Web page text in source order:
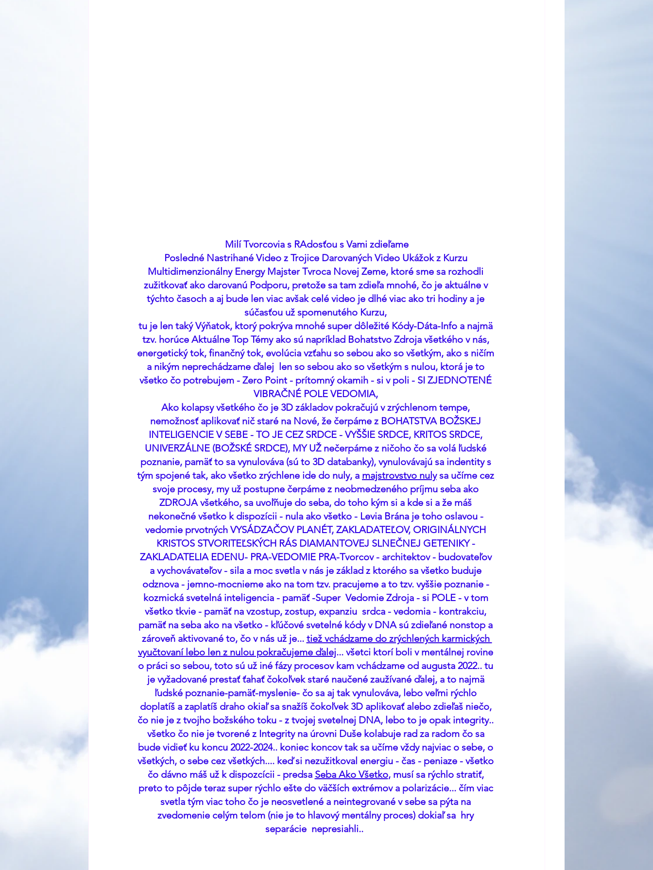
Milí Tvorcovia s RAdosťou s Vami zdieľame
Posledné Nastrihané Video z Trojice Darovaných Video Ukážok z Kurzu
Multidimenzionálny Energy Majster Tvroca Novej Zeme, ktoré sme sa rozhodli
zužitkovať ako darovanú Podporu, pretože sa tam zdieľa mnohé, čo je aktuálne v
týchto časoch a aj bude len viac avšak celé video je dlhé viac ako tri hodiny a je
súčasťou už spomenutého Kurzu,
tu je len taký Výňatok, ktorý pokrýva mnohé super dôležité Kódy-Dáta-Info a najmä
tzv. horúce Aktuálne Top Témy ako sú napríklad Bohatstvo Zdroja všetkého v nás,
energetický tok, finančný tok, evolúcia vzťahu so sebou ako so všetkým, ako s ničím
a nikým neprechádzame ďalej  len so sebou ako so všetkým s nulou, ktorá je to
všetko čo potrebujem - Zero Point - prítomný okamih - si v poli - SI ZJEDNOTENÉ
VIBRAČNÉ POLE VEDOMIA,
Ako kolapsy všetkého čo je 3D základov pokračujú v zrýchlenom tempe,
nemožnosť aplikovať nič staré na Nové, že čerpáme z BOHATSTVA BOŽSKEJ
INTELIGENCIE V SEBE - TO JE CEZ SRDCE - VYŠŠIE SRDCE, KRITOS SRDCE,
UNIVERZÁLNE (BOŽSKÉ SRDCE), MY UŽ nečerpáme z ničoho čo sa volá ľudské
poznanie, pamäť to sa vynulováva (sú to 3D databanky), vynulovávajú sa indentity s
tým spojené tak, ako všetko zrýchlene ide do nuly, a majstrovstvo nuly sa učíme cez
svoje procesy, my už postupne čerpáme z neobmedzeného príjmu seba ako
ZDROJA všetkého, sa uvoľňuje do seba, do toho kým si a kde si a že máš
nekonečné všetko k dispozícii - nula ako všetko - Levia Brána je toho oslavou -
vedomie prvotných VYSÁDZAČOV PLANÉT, ZAKLADATEĽOV, ORIGINÁLNYCH
KRISTOS STVORITEĽSKÝCH RÁS DIAMANTOVEJ SLNEČNEJ GETENIKY -
ZAKLADATELIA EDENU- PRA-VEDOMIE PRA-Tvorcov - architektov - budovateľov
a vychovávateľov - sila a moc svetla v nás je základ z ktorého sa všetko buduje
odznova - jemno-mocnieme ako na tom tzv. pracujeme a to tzv. vyššie poznanie -
kozmická svetelná inteligencia - pamäť -Super  Vedomie Zdroja - si POLE - v tom
všetko tkvie - pamäť na vzostup, zostup, expanziu  srdca - vedomia - kontrakciu,
pamäť na seba ako na všetko - kľúčové svetelné kódy v DNA sú zdieľané nonstop a
zároveň aktivované to, čo v nás už je... tiež vchádzame do zrýchlených karmických
vyučtovaní lebo len z nulou pokračujeme ďalej... všetci ktorí boli v mentálnej rovine
o práci so sebou, toto sú už iné fázy procesov kam vchádzame od augusta 2022.. tu
je vyžadované prestať ťahať čokoľvek staré naučené zaužívané ďalej, a to najmä
ľudské poznanie-pamäť-myslenie- čo sa aj tak vynulováva, lebo veľmi rýchlo
doplatíš a zaplatíš draho okiaľ sa snažíš čokoľvek 3D aplikovať alebo zdieľaš niečo,
čo nie je z tvojho božského toku - z tvojej svetelnej DNA, lebo to je opak integrity..
všetko čo nie je tvorené z Integrity na úrovni Duše kolabuje rad za radom čo sa
bude vidieť ku koncu 2022-2024.. koniec koncov tak sa učíme vždy najviac o sebe, o
všetkých, o sebe cez všetkých.... keď si nezužitkoval energiu - čas - peniaze - všetko
čo dávno máš už k dispozcícii - predsa Seba Ako Všetko, musí sa rýchlo stratiť,
preto to pôjde teraz super rýchlo ešte do väčších extrémov a polarizácie... čím viac
svetla tým viac toho čo je neosvetlené a neintegrované v sebe sa pýta na
zvedomenie celým telom (nie je to hlavový mentálny proces) dokiaľ sa  hry
separácie  nepresiahli..